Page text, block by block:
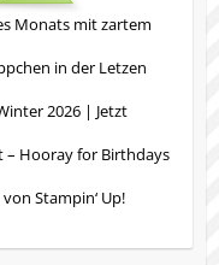
Monats mit zartem
in der Letzen
2026 | Jetzt
Hooray for Birthdays
Stampin‘ Up!